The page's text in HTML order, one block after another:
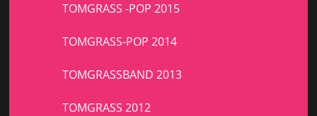
TOMGRASS -POP 2015
TOMGRASS-POP 2014
TOMGRASSBAND 2013
TOMGRASS 2012